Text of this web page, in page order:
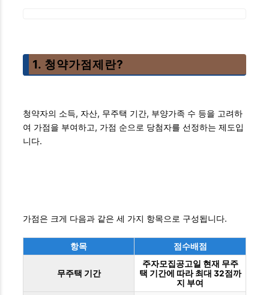
1. 청약가점제란?
청약자의 소득, 자산, 무주택 기간, 부양가족 수 등을 고려하
여 가점을 부여하고, 가점 순으로 당첨자를 선정하는 제도입
니다.
가점은 크게 다음과 같은 세 가지 항목으로 구성됩니다.
항목 점수배점
무주택 기간
주자모집공고일 현재 무주
택 기간에 따라 최대 32점까
지 부여